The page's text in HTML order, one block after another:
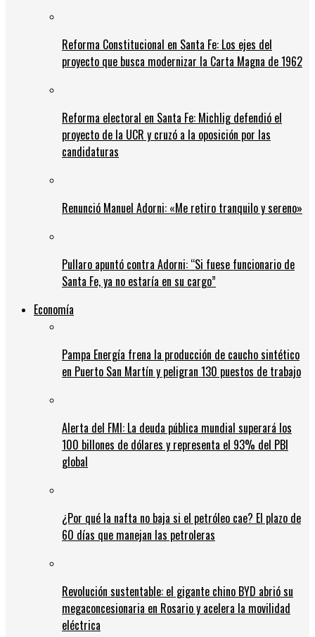
Reforma Constitucional en Santa Fe: Los ejes del
proyecto que busca modernizar la Carta Magna de 1962
Reforma electoral en Santa Fe: Michlig defendió el
proyecto de la UCR y cruzó a la oposición por las
candidaturas
Renunció Manuel Adorni: «Me retiro tranquilo y sereno»
Pullaro apuntó contra Adorni: “Si fuese funcionario de
Santa Fe, ya no estaría en su cargo”
Economía
Pampa Energía frena la producción de caucho sintético
en Puerto San Martín y peligran 130 puestos de trabajo
Alerta del FMI: La deuda pública mundial superará los
100 billones de dólares y representa el 93% del PBI
global
¿Por qué la nafta no baja si el petróleo cae? El plazo de
60 días que manejan las petroleras
Revolución sustentable: el gigante chino BYD abrió su
megaconcesionaria en Rosario y acelera la movilidad
eléctrica